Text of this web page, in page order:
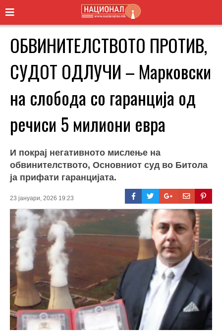
ОБВИНИТЕЛСТВОТО ПРОТИВ,
СУДОТ ОДЛУЧИ – Марковски
на слобода со гаранција од
речиси 5 милиони евра
И покрај негативното мислење на
обвинителството, Основниот суд во Битола
ја прифати гаранцијата.
23 јануари, 2026 19:23